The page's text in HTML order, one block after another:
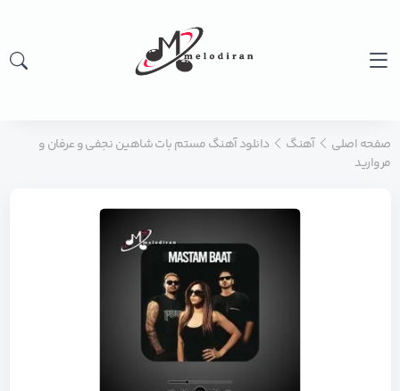
صفحه اصلی آهنگ
دانلود آهنگ مستم بات شاهین نجفی و عرفان و
مروارید